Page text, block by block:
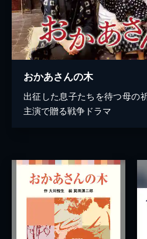
おかあさんの木
出征した息子たちを待つ母の
主演で贈る戦争ドラマ